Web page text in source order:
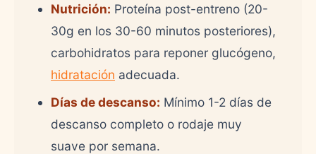
Nutrición: Proteína post-entreno (20-
30g en los 30-60 minutos posteriores),
carbohidratos para reponer glucógeno,
hidratación adecuada.
Días de descanso: Mínimo 1-2 días de
descanso completo o rodaje muy
suave por semana.